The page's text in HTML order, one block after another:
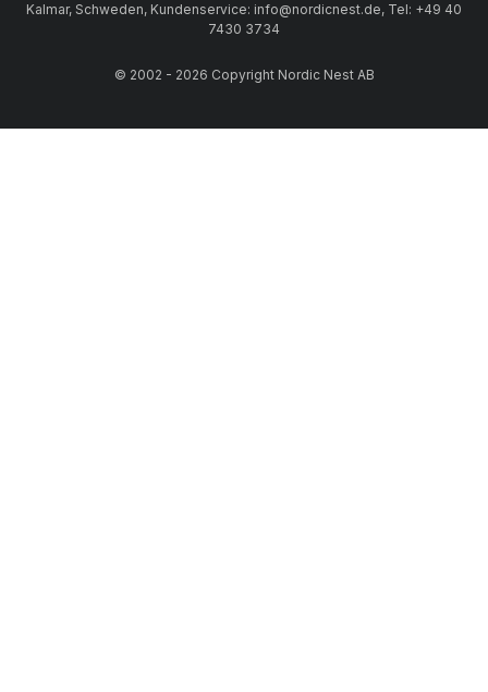
Kalmar, Schweden, Kundenservice: info@nordicnest.de, Tel: +49 40
7430 3734
© 2002 - 2026 Copyright Nordic Nest AB